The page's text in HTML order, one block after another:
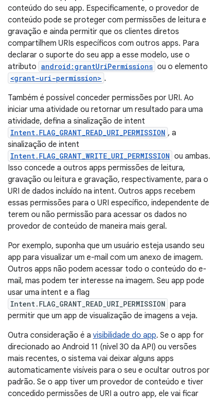
conteúdo do seu app. Especificamente, o provedor de
conteúdo pode se proteger com permissões de leitura e
gravação e ainda permitir que os clientes diretos
compartilhem URIs específicos com outros apps. Para
declarar o suporte do seu app a esse modelo, use o
atributo android:grantUriPermissions ou o elemento
<grant-uri-permission> .
Também é possível conceder permissões por URI. Ao
iniciar uma atividade ou retornar um resultado para uma
atividade, defina a sinalização de intent
Intent.FLAG_GRANT_READ_URI_PERMISSION , a
sinalização de intent
Intent.FLAG_GRANT_WRITE_URI_PERMISSION ou ambas.
Isso concede a outros apps permissões de leitura,
gravação ou leitura e gravação, respectivamente, para o
URI de dados incluído na intent. Outros apps recebem
essas permissões para o URI específico, independente de
terem ou não permissão para acessar os dados no
provedor de conteúdo de maneira mais geral.
Por exemplo, suponha que um usuário esteja usando seu
app para visualizar um e-mail com um anexo de imagem.
Outros apps não podem acessar todo o conteúdo do e-
mail, mas podem ter interesse na imagem. Seu app pode
usar uma intent e a flag
Intent.FLAG_GRANT_READ_URI_PERMISSION para
permitir que um app de visualização de imagens a veja.
Outra consideração é a visibilidade do app. Se o app for
direcionado ao Android 11 (nível 30 da API) ou versões
mais recentes, o sistema vai deixar alguns apps
automaticamente visíveis para o seu e ocultar outros por
padrão. Se o app tiver um provedor de conteúdo e tiver
concedido permissões de URI a outro app, ele vai ficar